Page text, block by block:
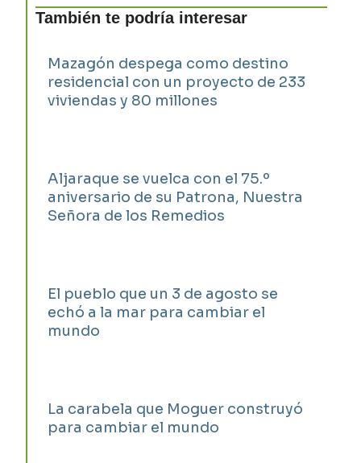
También te podría interesar
Mazagón despega como destino
residencial con un proyecto de 233
viviendas y 80 millones
Aljaraque se vuelca con el 75.º
aniversario de su Patrona, Nuestra
Señora de los Remedios
El pueblo que un 3 de agosto se
echó a la mar para cambiar el
mundo
La carabela que Moguer construyó
para cambiar el mundo